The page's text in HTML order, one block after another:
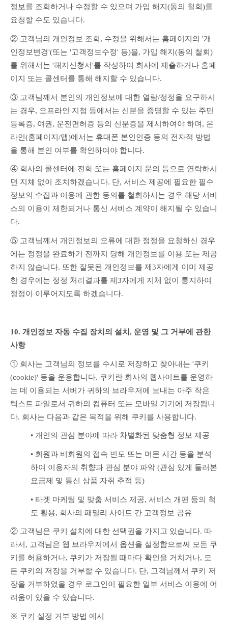
정보를 조회하거나 수정할 수 있으며 가입 해지(동의 철회)를
요청할 수도 있습니다.
② 고객님의 개인정보 조회, 수정을 위해서는 홈페이지의 '개
인정보변경'(또는 '고객정보수정' 등)을, 가입 해지(동의 철회)
를 위해서는 '해지신청서'를 작성하여 회사에 제출하거나 홈페
이지 또는 콜센터를 통해 해지할 수 있습니다.
③ 고객님께서 본인의 개인정보에 대한 열람/정정을 요구하시
는 경우, 오프라인 지점 등에서는 신분을 증명할 수 있는 주민
등록증, 여권, 운전면허증 등의 신분증을 제시하여야 하며, 온
라인(홈페이지/앱)에서는 휴대폰 본인인증 등의 전자적 방법
을 통해 본인 여부를 확인하여야 합니다.
④ 회사의 콜센터에 전화 또는 홈페이지 문의 등으로 연락하시
면 지체 없이 조치하겠습니다. 단, 서비스 제공에 필요한 필수
정보의 수집과 이용에 관한 동의를 철회하시는 경우 해당 서비
스의 이용이 제한되거나 통신 서비스 계약이 해지될 수 있습니
다.
⑤ 고객님께서 개인정보의 오류에 대한 정정을 요청하신 경우
에는 정정을 완료하기 전까지 당해 개인정보를 이용 또는 제공
하지 않습니다. 또한 잘못된 개인정보를 제3자에게 이미 제공
한 경우에는 정정 처리결과를 제3자에게 지체 없이 통지하여
정정이 이루어지도록 하겠습니다.
10. 개인정보 자동 수집 장치의 설치, 운영 및 그 거부에 관한
사항
① 회사는 고객님의 정보를 수시로 저장하고 찾아내는 '쿠키
(cookie)' 등을 운용합니다. 쿠키란 회사의 웹사이트를 운영하
는 데 이용되는 서버가 귀하의 브라우저에 보내는 아주 작은
텍스트 파일로서 귀하의 컴퓨터 또는 모바일 기기에 저장됩니
다. 회사는 다음과 같은 목적을 위해 쿠키를 사용합니다.
• 개인의 관심 분야에 따라 차별화된 맞춤형 정보 제공
• 회원과 비회원의 접속 빈도 또는 머문 시간 등을 분석
하여 이용자의 취향과 관심 분야 파악 (관심 있게 둘러본
요금제 및 통신 상품 자취 추적 등)
• 타겟 마케팅 및 맞춤 서비스 제공, 서비스 개편 등의 척
도 활용, 회사의 패밀리 사이트 간 고객정보 공유
② 고객님은 쿠키 설치에 대한 선택권을 가지고 있습니다. 따
라서, 고객님은 웹 브라우저에서 옵션을 설정함으로써 모든 쿠
키를 허용하거나, 쿠키가 저장될 때마다 확인을 거치거나, 모
든 쿠키의 저장을 거부할 수 있습니다. 단, 고객님께서 쿠키 저
장을 거부하였을 경우 로그인이 필요한 일부 서비스 이용에 어
려움이 있을 수 있습니다.
※ 쿠키 설정 거부 방법 예시